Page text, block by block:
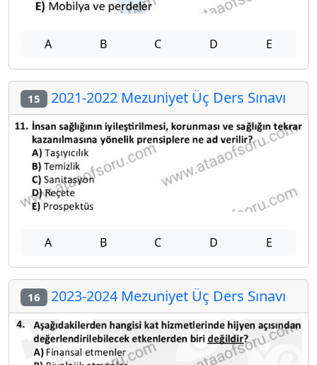
A B C D E
15 2021-2022 Mezuniyet Üç Ders Sınavı
A B C D E
16 2023-2024 Mezuniyet Üç Ders Sınavı